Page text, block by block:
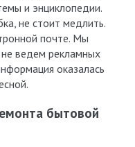
и энциклопедии.
не стоит медлить.
почте. Мы
ведем рекламных
оказалась
бытовой